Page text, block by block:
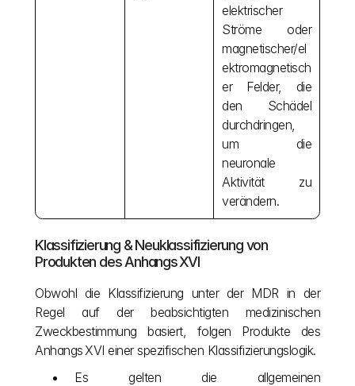
elektrischer
Ströme oder
magnetischer/el
ektromagnetisch
er Felder, die
den Schädel
durchdringen,
um die
neuronale
Aktivität zu
verändern.
Klassifizierung & Neuklassifizierung von
Produkten des Anhangs XVI
Obwohl die Klassifizierung unter der MDR in der
Regel auf der beabsichtigten medizinischen
Zweckbestimmung basiert, folgen Produkte des
Anhangs XVI einer spezifischen Klassifizierungslogik.
Es gelten die allgemeinen